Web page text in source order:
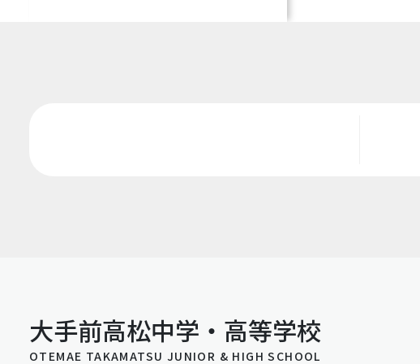
大手前高松中学・高等学校
OTEMAE TAKAMATSU JUNIOR & HIGH SCHOOL